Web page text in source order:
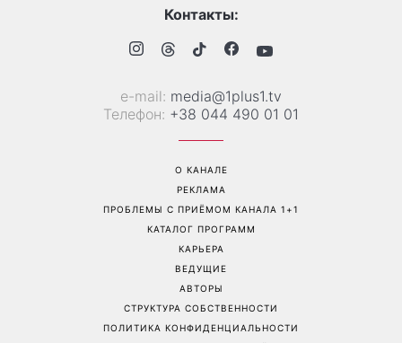
Контакты:
е-mail: media@1plus1.tv
Телефон: +38 044 490 01 01
О КАНАЛЕ
РЕКЛАМА
ПРОБЛЕМЫ С ПРИЁМОМ КАНАЛА 1+1
КАТАЛОГ ПРОГРАММ
КАРЬЕРА
ВЕДУЩИЕ
АВТОРЫ
СТРУКТУРА СОБСТВЕННОСТИ
ПОЛИТИКА КОНФИДЕНЦИАЛЬНОСТИ